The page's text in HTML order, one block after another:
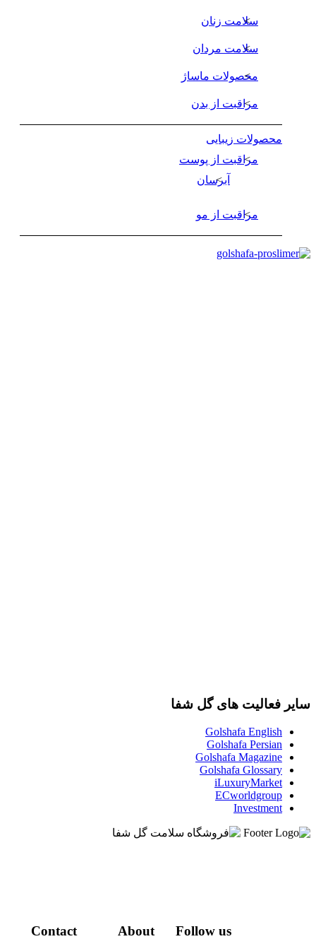
سلامت زنان
سلامت مردان
محصولات ماساژ
مراقبت از بدن
محصولات زیبایی
مراقبت از پوست
آبرسان
مراقبت از مو
فعالیت های گل شفا
Golshafa English
Golshafa Persian
Golshafa Magazine
Golshafa Glossary
iLuxuryMarket
ECworldgroup
Investment
Contact About Follow us